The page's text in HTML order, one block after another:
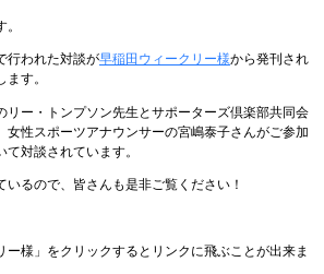
行われた対談が早稲田ウィークリー様から発刊され
す。
リー・トンプソン先生とサポーターズ倶楽部共同会
女性スポーツアナウンサーの宮嶋泰子さんがご参加
対談されています。
るので、皆さんも是非ご覧ください！
ー様」をクリックするとリンクに飛ぶことが出来ま